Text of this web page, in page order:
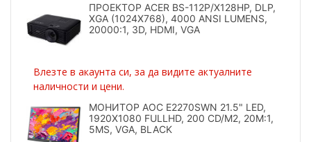
ПРОЕКТОР ACER BS-112P/X128HP, DLP,
XGA (1024X768), 4000 ANSI LUMENS,
20000:1, 3D, HDMI, VGA
Влезте в акаунта си, за да видите актуалните
наличности и цени.
МОНИТОР AOC E2270SWN 21.5" LED,
1920X1080 FULLHD, 200 CD/M2, 20M:1,
5MS, VGA, BLACK